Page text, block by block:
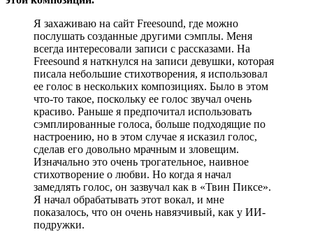
Я захаживаю на сайт Freesound, где можно
послушать созданные другими сэмплы. Меня
всегда интересовали записи с рассказами. На
Freesound я наткнулся на записи девушки, которая
писала небольшие стихотворения, я использовал
ее голос в нескольких композициях. Было в этом
что-то такое, поскольку ее голос звучал очень
красиво. Раньше я предпочитал использовать
сэмплированные голоса, больше подходящие по
настроению, но в этом случае я исказил голос,
сделав его довольно мрачным и зловещим.
Изначально это очень трогательное, наивное
стихотворение о любви. Но когда я начал
замедлять голос, он зазвучал как в «Твин Пиксе».
Я начал обрабатывать этот вокал, и мне
показалось, что он очень навязчивый, как у ИИ-
подружки.